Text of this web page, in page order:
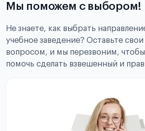
Мы поможем с выбором!
Не знаете, как выбрать
учебное заведение? Оставьте
вопросом, и мы перезвоним,
помочь сделать взвешенный и